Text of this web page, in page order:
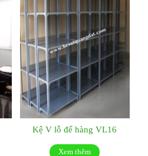
Kệ V lỗ để hàng VL16
Xem thêm